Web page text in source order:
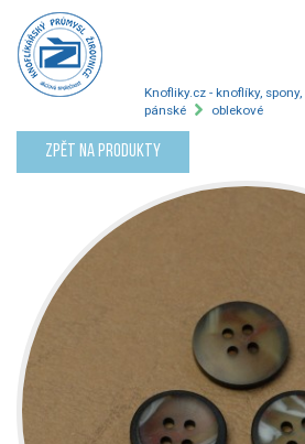
Knofliky.cz - knoflíky,
pánské
oblekové
Zpět na produkty